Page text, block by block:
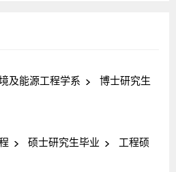
及能源工程学系
博士研究生
硕士研究生毕业
工程硕